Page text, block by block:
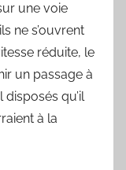
une voie
ne s’ouvrent
réduite, le
un passage à
qu’il
à la